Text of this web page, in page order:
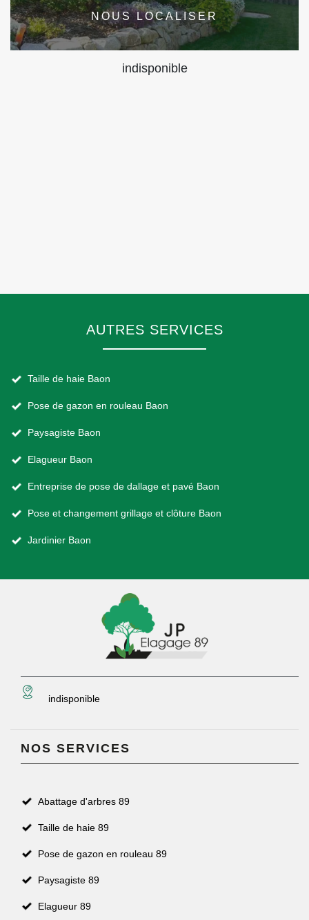
NOUS LOCALISER
indisponible
AUTRES SERVICES
Taille de haie Baon
Pose de gazon en rouleau Baon
Paysagiste Baon
Elagueur Baon
Entreprise de pose de dallage et pavé Baon
Pose et changement grillage et clôture Baon
Jardinier Baon
indisponible
NOS SERVICES
Abattage d'arbres 89
Taille de haie 89
Pose de gazon en rouleau 89
Paysagiste 89
Elagueur 89